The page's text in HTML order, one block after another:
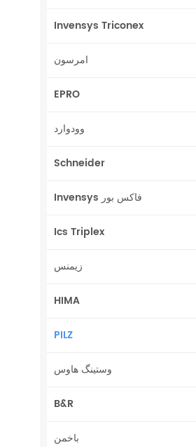
Invensys Triconex
امرسون
EPRO
وودوارد
Schneider
Invensys فاکس بور
Ics Triplex
زیمنس
HIMA
PILZ
وستینگ هاوس
B&R
باخمن